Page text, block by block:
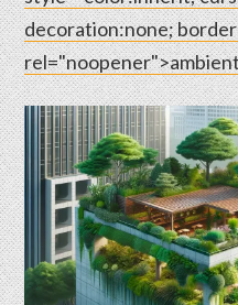
decoration:none;